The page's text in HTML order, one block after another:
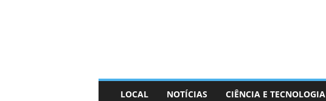
LOCAL NOTÍCIAS CIÊNCIA E TECNOLOGIA